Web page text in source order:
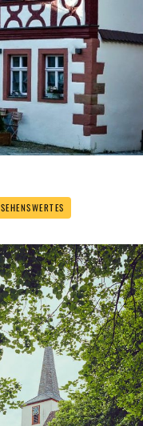
SEHENSWERTES